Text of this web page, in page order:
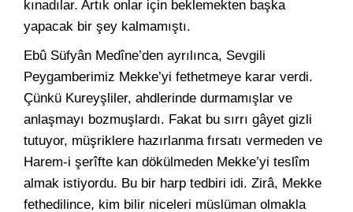
kınadılar. Artık onlar için beklemekten başka
yapacak bir şey kalmamıştı.
Ebû Süfyân Medîne’den ayrılınca, Sevgili
Peygamberimiz Mekke’yi fethetmeye karar verdi.
Çünkü Kureyşliler, ahdlerinde durmamışlar ve
anlaşmayı bozmuşlardı. Fakat bu sırrı gâyet gizli
tutuyor, müşriklere hazırlanma fırsatı vermeden ve
Harem-i şerîfte kan dökülmeden Mekke’yi teslîm
almak istiyordu. Bu bir harp tedbiri idi. Zirâ, Mekke
fethedilince, kim bilir niceleri müslüman olmakla